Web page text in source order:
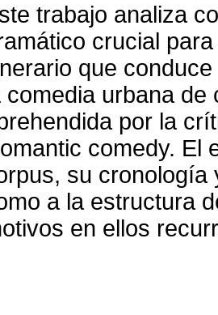
trabajo analiza
crucial
que
comedia urbana
por la
comedy. El
su cronología
a la estructura
en ellos